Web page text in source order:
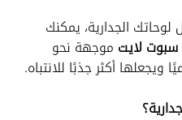
الجدارية، يمكنك
سبوت لايت موجهة نحو
ويجعلها أكثر جذبًا للانتباه.